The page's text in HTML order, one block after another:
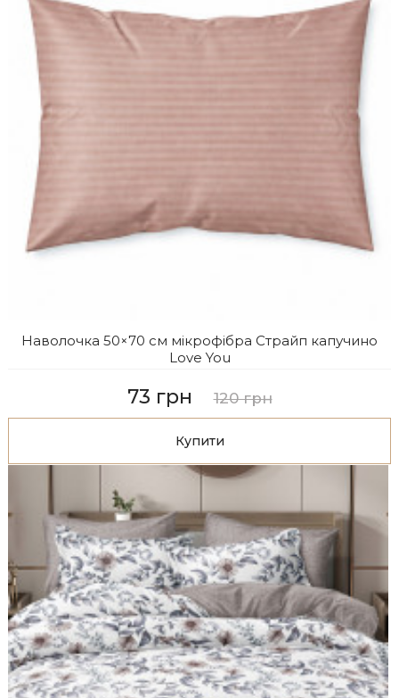
Наволочка 50×70 см мікрофібра Страйп капучино
Love You
73 грн 120 грн
Купити